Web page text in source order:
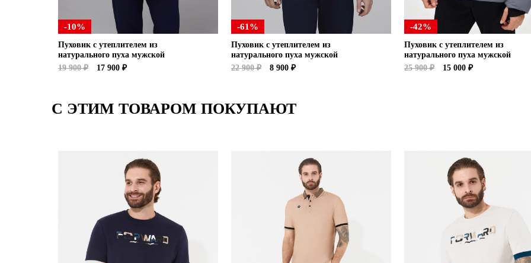
-10%
Пуховик с утеплителем из
натурального пуха мужской
19 900 ₽
17 900 ₽
-61%
Пуховик с утеплителем из
натурального пуха мужской
22 900 ₽
8 900 ₽
-42%
Пуховик с утеплителем из
натурального пуха мужской
25 900 ₽
15 000 ₽
С ЭТИМ ТОВАРОМ ПОКУПАЮТ